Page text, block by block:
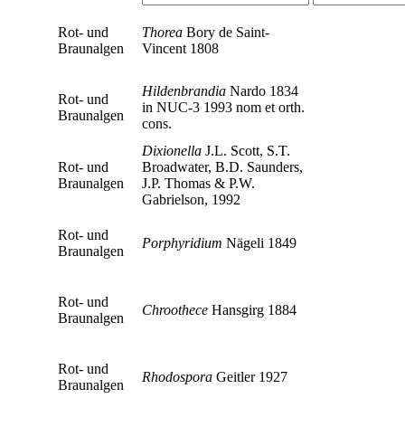
Rot- und
Braunalgen
Thorea Bory de Saint-
Vincent 1808
Rot- und
Braunalgen
Hildenbrandia Nardo 1834
in NUC-3 1993 nom et orth.
cons.
Rot- und
Braunalgen
Dixionella J.L. Scott, S.T.
Broadwater, B.D. Saunders,
J.P. Thomas & P.W.
Gabrielson, 1992
Rot- und
Braunalgen
Porphyridium Nägeli 1849
Rot- und
Braunalgen
Chroothece Hansgirg 1884
Rot- und
Braunalgen
Rhodospora Geitler 1927